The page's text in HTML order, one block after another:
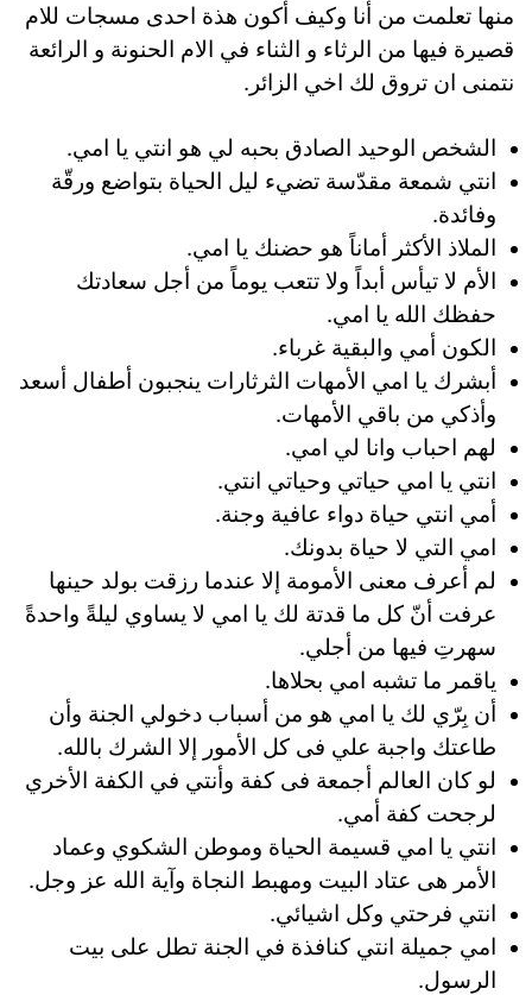
منها تعلمت من أنا وكيف أكون هذة احدى مسجات للام
قصيرة فيها من الرثاء و الثناء في الام الحنونة و الرائعة
نتمنى ان تروق لك اخي الزائر.
الشخص الوحيد الصادق بحبه لي هو انتي يا امي.
انتي شمعة مقدّسة تضيء ليل الحياة بتواضع ورقّة
وفائدة.
الملاذ الأكثر أماناً هو حضنك يا امي.
الأم لا تيأس أبداً ولا تتعب يوماً من أجل سعادتك
حفظك الله يا امي.
الكون أمي والبقية غرباء.
أبشرك يا امي الأمهات الثرثارات ينجبون أطفال أسعد
وأذكي من باقي الأمهات.
لهم احباب وانا لي امي.
انتي يا امي حياتي وحياتي انتي.
أمي انتي حياة دواء عافية وجنة.
امي التي لا حياة بدونك.
لم أعرف معنى الأمومة إلا عندما رزقت بولد حينها
عرفت أنّ كل ما قدتة لك يا امي لا يساوي ليلةً واحدةً
سهرتِ فيها من أجلي.
ياقمر ما تشبه امي بحلاها.
أن بِرّي لك يا امي هو من أسباب دخولي الجنة وأن
طاعتك واجبة علي فى كل الأمور إلا الشرك بالله.
لو كان العالم أجمعة فى كفة وأنتي في الكفة الأخري
لرجحت كفة أمي.
انتي يا امي قسيمة الحياة وموطن الشكوي وعماد
الأمر هى عتاد البيت ومهبط النجاة وآية الله عز وجل.
انتي فرحتي وكل اشيائي.
امي جميلة انتي كنافذة في الجنة تطل على بيت
الرسول.